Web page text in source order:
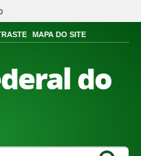
MAPA DO SITE
do